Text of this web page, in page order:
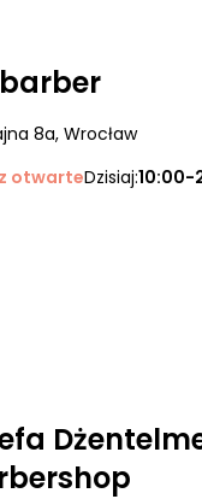
8a, Wrocław
otwarteDzisiaj:10:00-